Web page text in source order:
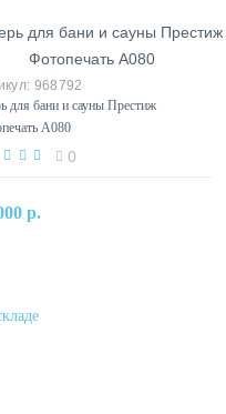
968792
для бани и сауны Престиж
А080
0
р.
В корзину